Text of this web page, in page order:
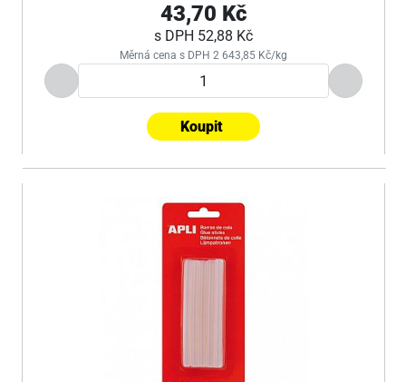
43,70 Kč
s DPH 52,88 Kč
Měrná cena s DPH 2 643,85 Kč/kg
Koupit